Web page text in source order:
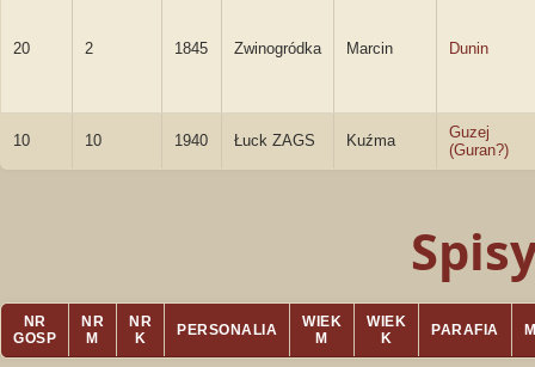
20 2 1845 Zwinogródka Marcin Dunin
10 10 1940 Łuck ZAGS Kuźma
Guzej
(Guran?)
NR
GOSP
NR
M
NR
K
PERSONALIA
WIEK
M
WIEK
K
PARAFIA